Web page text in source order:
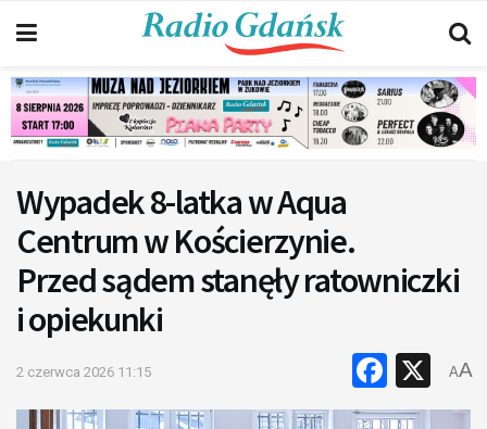
Wypadek 8-latka w Aqua
Centrum w Kościerzynie.
Przed sądem stanęły ratowniczki
i opiekunki
2 czerwca 2026 11:15 X
AA